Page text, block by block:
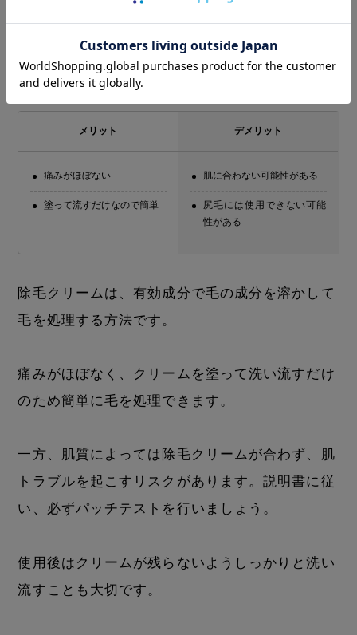
ればならない点もデメリットです。
除毛クリーム
メリット
痛みがほぼない
塗って流すだけなので簡単
デメリット
肌に合わない可能性がある
尻毛には使用できない可能
性がある
除毛クリームは、有効成分で毛の成分を溶かして
毛を処理する方法です。
痛みがほぼなく、クリームを塗って洗い流すだけ
のため簡単に毛を処理できます。
一方、肌質によっては除毛クリームが合わず、肌
トラブルを起こすリスクがあります。説明書に従
い、必ずパッチテストを行いましょう。
使用後はクリームが残らないようしっかりと洗い
流すことも大切です。